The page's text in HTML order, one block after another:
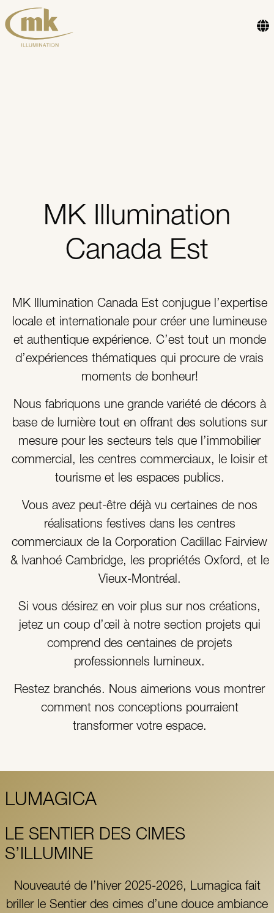
MK Illumination
Canada Est
MK Illumination Canada Est conjugue l’expertise
locale et internationale pour créer une lumineuse
et authentique expérience. C’est tout un monde
d’expériences thématiques qui procure de vrais
moments de bonheur!
Nous fabriquons une grande variété de décors à
base de lumière tout en offrant des solutions sur
mesure pour les secteurs tels que l’immobilier
commercial, les centres commerciaux, le loisir et
tourisme et les espaces publics.
Vous avez peut-être déjà vu certaines de nos
réalisations festives dans les centres
commerciaux de la Corporation Cadillac Fairview
& Ivanhoé Cambridge, les propriétés Oxford, et le
Vieux-Montréal.
Si vous désirez en voir plus sur nos créations,
jetez un coup d’œil à notre section projets qui
comprend des centaines de projets
professionnels lumineux.
Restez branchés. Nous aimerions vous montrer
comment nos conceptions pourraient
transformer votre espace.
LUMAGICA
LE SENTIER DES CIMES
S’ILLUMINE
Nouveauté de l’hiver 2025-2026, Lumagica fait
briller le Sentier des cimes d’une douce ambiance